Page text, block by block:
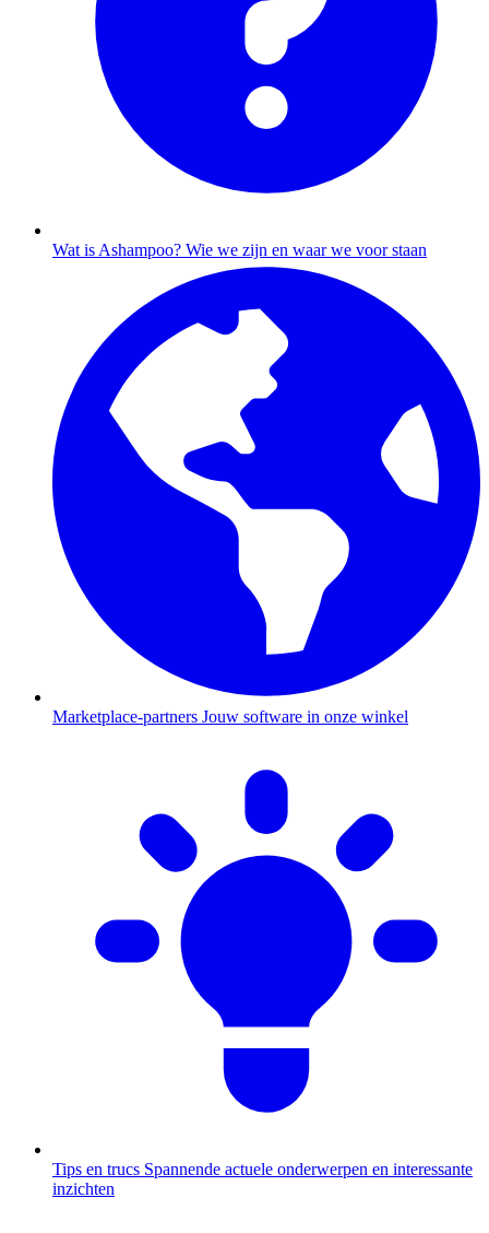
Wat is Ashampoo? Wie we zijn en waar we voor staan
Marketplace-partners Jouw software in onze winkel
Tips en trucs Spannende actuele onderwerpen en interessante
inzichten